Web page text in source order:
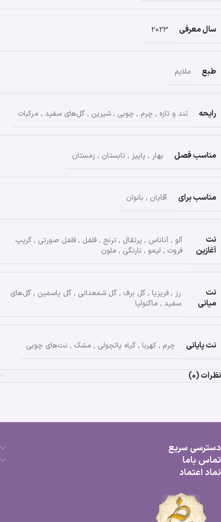
سال معرفی 2023
طبع ملایم
رایحه تند و تازه , چرم , چوبی , شیرین , گل‌های سفید , مرکبات
مناسب فصل بهار , پاییز , تابستان , زمستان
مناسب برای آقایان , بانوان
نت
آغازین
آلو , آناناس , پرتقال , ترنج , فلفل , فلفل صورتی , گریپ
فروت , لیمو , نارنگی , ملون
نت
میانی
رز , فریزیا , گل برف , گل شمعدانی , گل یاسمین , گل‌های
سفید , ماگنولیا
نت پایانی چرم , کهربا , گیاه پاتچولی , مشک , نت‌های چوبی
نظرات (0)
دسترسی سریع
تماس باما
نماد اعتماد